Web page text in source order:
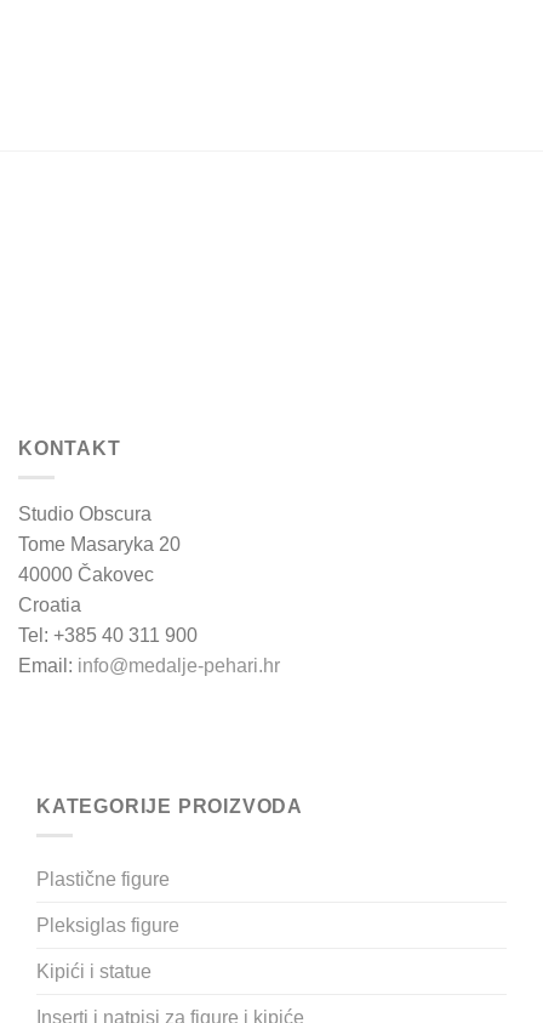
KONTAKT
Studio Obscura
Tome Masaryka 20
40000 Čakovec
Croatia
Tel: +385 40 311 900
Email: info@medalje-pehari.hr
KATEGORIJE PROIZVODA
Plastične figure
Pleksiglas figure
Kipići i statue
Inserti i natpisi za figure i kipiće